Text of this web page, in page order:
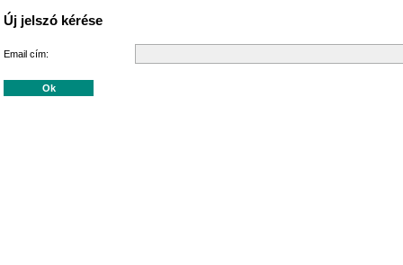
Új jelszó kérése
Email cím: